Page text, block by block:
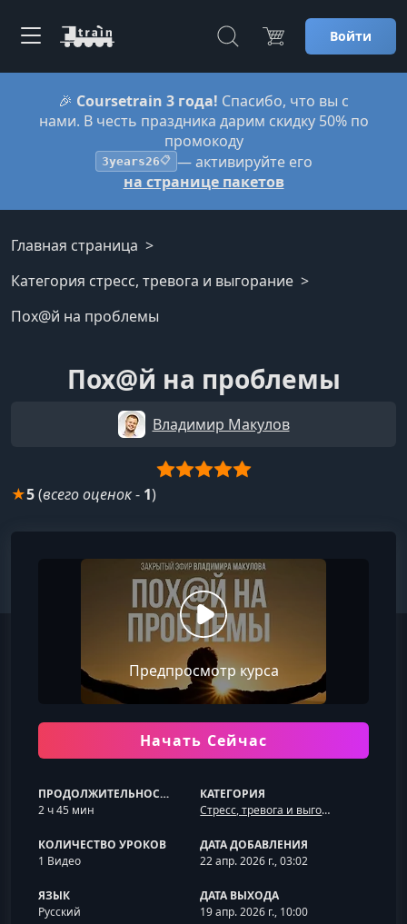
Войти
🎉 Coursetrain 3 года! Спасибо, что вы с
нами. В честь праздника дарим скидку 50% по
промокоду
3years26📋 — активируйте его
на странице пакетов
Главная страница
Категория стресс, тревога и выгорание
Пох@й на проблемы
Пох@й на проблемы
Владимир Макулов
★5(всего оценок- 1)
Предпросмотр курса
Начать Сейчас
ПРОДОЛЖИТЕЛЬНОСТЬ
2 ч 45 мин
КАТЕГОРИЯ
Стресс, тревога и выгорание
КОЛИЧЕСТВО УРОКОВ
1 Видео
ДАТА ДОБАВЛЕНИЯ
22 апр. 2026 г., 03:02
ЯЗЫК
Русский
ДАТА ВЫХОДА
19 апр. 2026 г., 10:00